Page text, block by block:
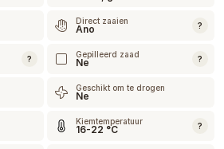
Direct zaaien
Ano ?
? Gepilleerd zaad
Ne ?
Geschikt om te drogen
Ne
Kiemtemperatuur
16-22 °C ?